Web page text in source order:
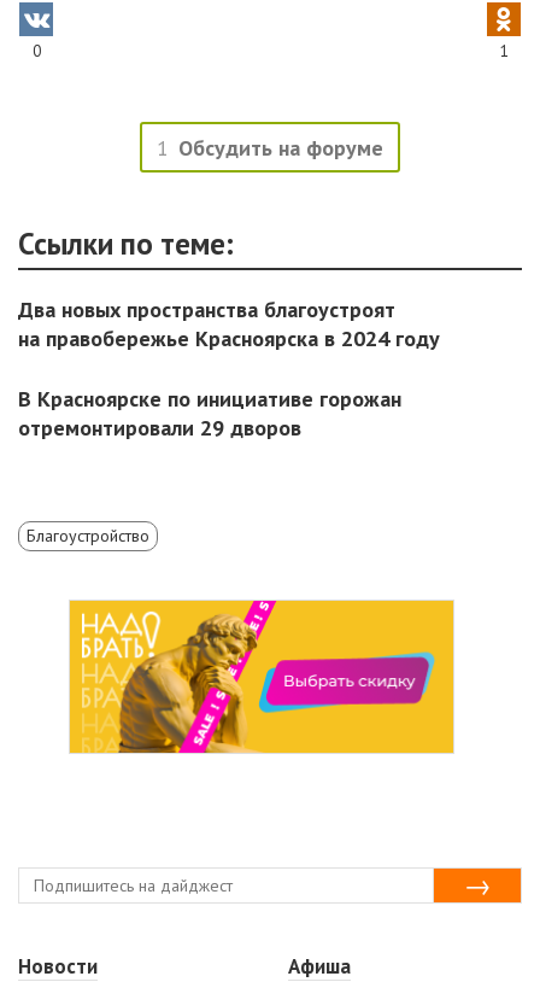
0 1
1 Обсудить на форуме
Ссылки по теме:
Два новых пространства благоустроят
на правобережье Красноярска в 2024 году
В Красноярске по инициативе горожан
отремонтировали 29 дворов
Благоустройство
Новости
Афиша